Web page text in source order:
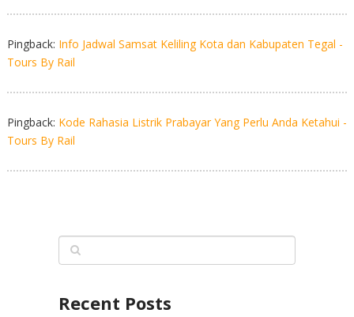
Pingback: Info Jadwal Samsat Keliling Kota dan Kabupaten Tegal -
Tours By Rail
Pingback: Kode Rahasia Listrik Prabayar Yang Perlu Anda Ketahui -
Tours By Rail
Recent Posts